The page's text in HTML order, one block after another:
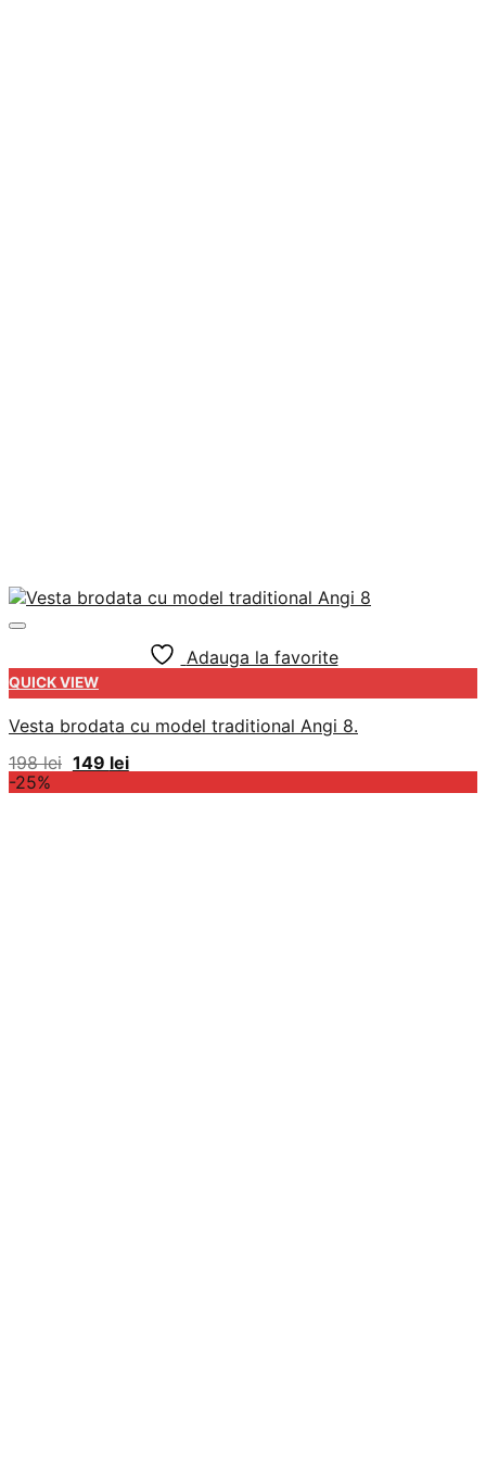
Adauga la favorite
QUICK VIEW
Vesta brodata cu model traditional Angi 8.
198lei Prețul
inițial
a
149 leiPrețul
curent
este:
-25%